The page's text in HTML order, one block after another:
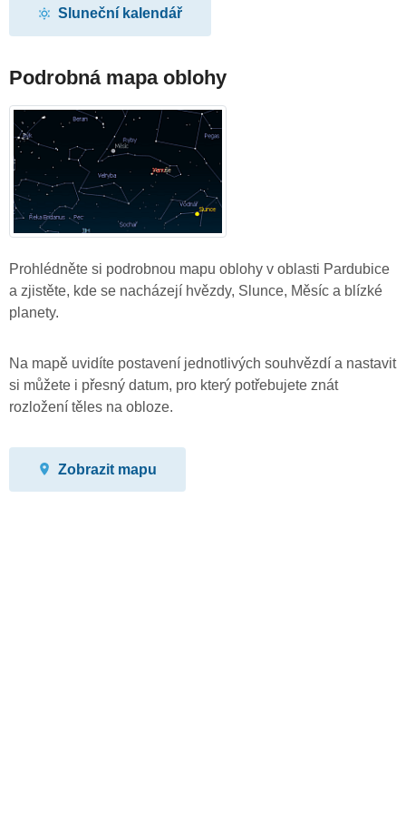
Sluneční kalendář
Podrobná mapa oblohy
Prohlédněte si podrobnou mapu oblohy v oblasti Pardubice
a zjistěte, kde se nacházejí hvězdy, Slunce, Měsíc a blízké
planety.
Na mapě uvidíte postavení jednotlivých souhvězdí a nastavit
si můžete i přesný datum, pro který potřebujete znát
rozložení těles na obloze.
Zobrazit mapu